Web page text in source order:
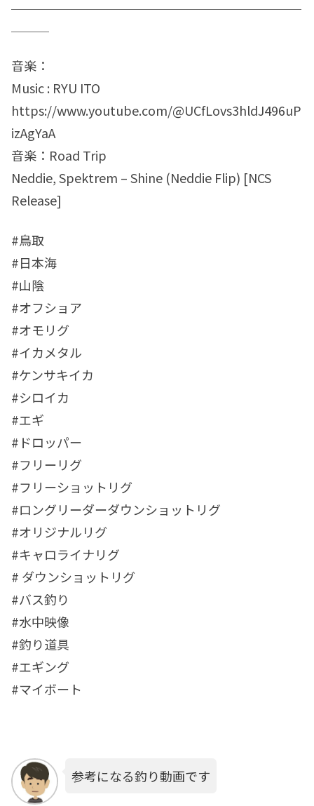
音楽：
Music : RYU ITO
https://www.youtube.com/@UCfLovs3hldJ496uP
izAgYaA
音楽：Road Trip
Neddie, Spektrem – Shine (Neddie Flip) [NCS
Release]
#鳥取
#日本海
#山陰
#オフショア
#オモリグ
#イカメタル
#ケンサキイカ
#シロイカ
#エギ
#ドロッパー
#フリーリグ
#フリーショットリグ
#ロングリーダーダウンショットリグ
#オリジナルリグ
#キャロライナリグ
# ダウンショットリグ
#バス釣り
#水中映像
#釣り道具
#エギング
#マイボート
参考になる釣り動画です